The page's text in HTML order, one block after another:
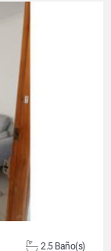
2.5 Baño(s)